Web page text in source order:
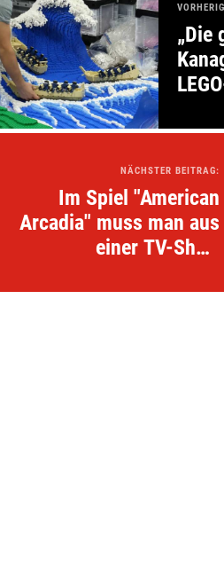
„Die
NÄCHSTER BEITRAG:
Im Spiel "American
Arcadia" muss man aus
einer TV-Show